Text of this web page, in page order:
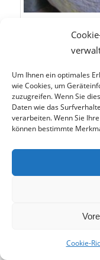
Um Ihnen ein optimales
wie Cookies, um
zuzugreifen. Wenn Sie
Daten wie das
verarbeiten. Wenn Sie
können bestimmte
Cookie-
dämmen, ist der
angebrachten
Raum füllen Sie
Dämmstoff . Es
Hohlraum
zu einem
Zwischenräume
.